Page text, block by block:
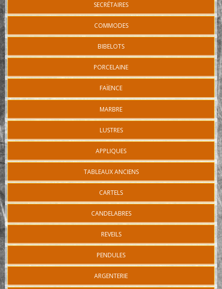
SECRÉTAIRES
COMMODES
BIBELOTS
PORCELAINE
FAÏENCE
MARBRE
LUSTRES
APPLIQUES
TABLEAUX ANCIENS
CARTELS
CANDELABRES
REVEILS
PENDULES
ARGENTERIE